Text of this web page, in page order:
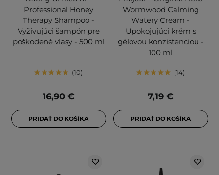
Professional Honey
Therapy Shampoo -
Vyživujúci šampón pre
poškodené vlasy - 500 ml
10
16,90 €
PRIDAŤ DO KOŠÍKA
Wormwood Calming
Watery Cream -
Upokojujúci krém s
gélovou konzistenciou -
100 ml
14
7,19 €
PRIDAŤ DO KOŠÍKA